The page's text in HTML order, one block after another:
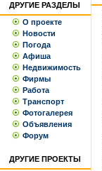
ДРУГИЕ РАЗДЕЛЫ
О проекте
Новости
Погода
Афиша
Недвижимость
Фирмы
Работа
Транспорт
Фотогалерея
Объявления
Форум
ДРУГИЕ ПРОЕКТЫ